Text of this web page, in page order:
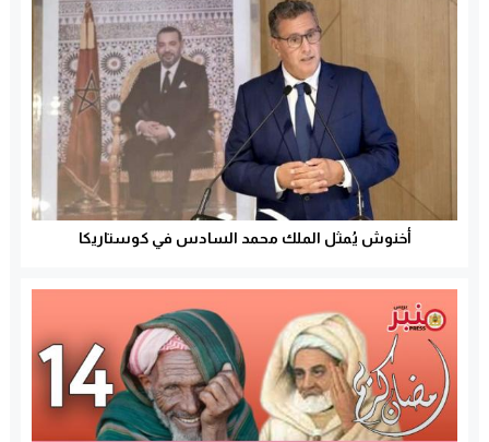
أخنوش يُمثل الملك محمد السادس في كوستاريكا